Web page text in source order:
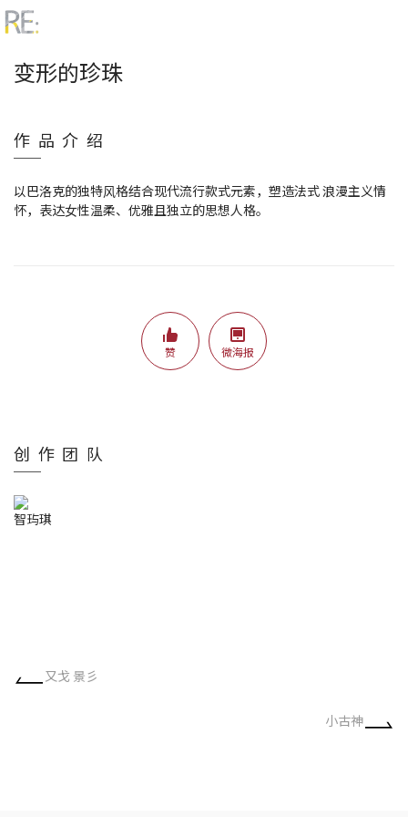
变形的珍珠
作品介绍
以巴洛克的独特⻛格结合现代流⾏款式元素，塑造法式 浪漫主义情
怀，表达⼥性温柔、优雅且独⽴的思想⼈格。
赞 微海报
创作团队
智玙琪
又戈 景彡
小古神